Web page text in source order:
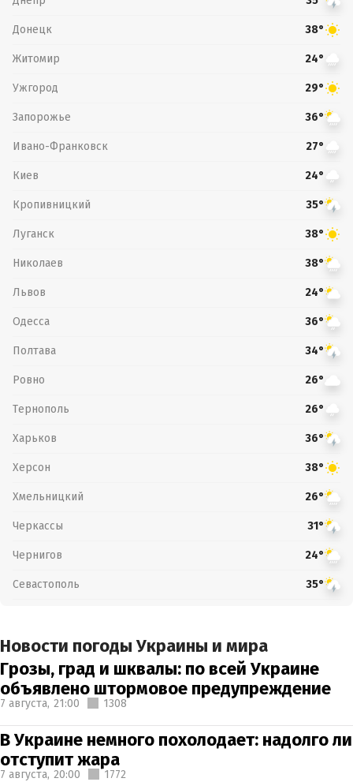
Донецк 38°
Житомир 24°
Ужгород 29°
Запорожье 36°
Ивано-Франковск 27°
Киев 24°
Кропивницкий 35°
Луганск 38°
Николаев 38°
Львов 24°
Одесса 36°
Полтава 34°
Ровно 26°
Тернополь 26°
Харьков 36°
Херсон 38°
Хмельницкий 26°
Черкассы 31°
Чернигов 24°
Севастополь 35°
Новости погоды Украины и мира
Грозы, град и шквалы: по всей Украине
объявлено штормовое предупреждение
7 августа, 21:00 1308
В Украине немного похолодает: надолго ли
отступит жара
7 августа, 20:00 1772